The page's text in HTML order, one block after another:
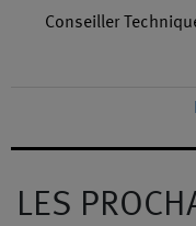
Conseiller
LES